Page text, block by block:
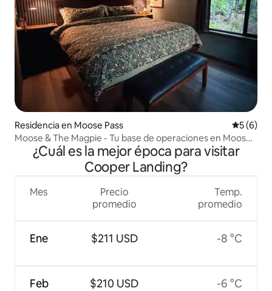
Residencia en Moose Pass
5 (6)
Moose & The Magpie - Tu base de operaciones en Moose
¿Cuál es la mejor época para visitar
Cooper Landing?
Mes
Ene
Feb
Precio
promedio
$211 USD
$210 USD
Temp.
promedio
-8 °C
-6 °C